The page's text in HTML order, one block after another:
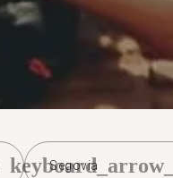
Segovia